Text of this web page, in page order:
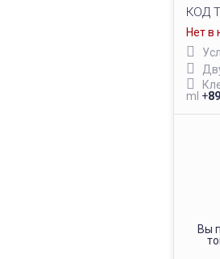
КОД
Нет в
ml +
Вы